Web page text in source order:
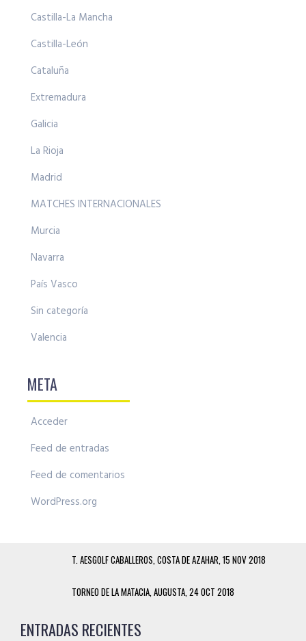
Castilla-La Mancha
Castilla-León
Cataluña
Extremadura
Galicia
La Rioja
Madrid
MATCHES INTERNACIONALES
Murcia
Navarra
País Vasco
Sin categoría
Valencia
META
Acceder
Feed de entradas
Feed de comentarios
WordPress.org
T. AESGOLF CABALLEROS, COSTA DE AZAHAR, 15 NOV 2018
TORNEO DE LA MATACIA, AUGUSTA, 24 OCT 2018
ENTRADAS RECIENTES